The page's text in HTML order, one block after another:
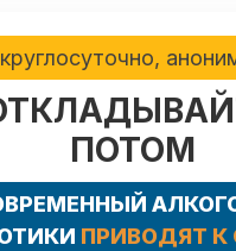
круглосуточно,
ПОТОМ
ПРИВОДЯТ К